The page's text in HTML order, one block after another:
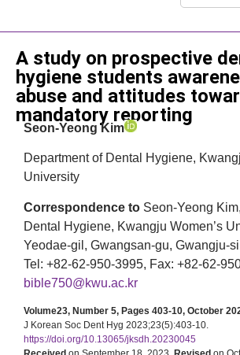
Original Article
A study on prospective
hygiene students
abuse and attitudes
mandatory reporting
Seon-Yeong Kim
Department of Dental Hygiene,
University
Correspondence to Seon-Yeong
Dental Hygiene, Kwangju Women’s
Yeodae-gil, Gwangsan-gu, Gwangju-
Tel: +82-62-950-3995, Fax: +82-62-
bible750@kwu.ac.kr
Volume23, Number 5, Pages 403-10, October
J Korean Soc Dent Hyg 2023;23(5):403-10.
https://doi.org/10.13065/jksdh.20230045